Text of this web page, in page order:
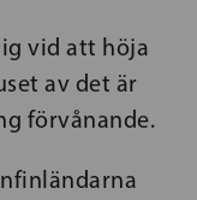
vid att höja
av det är
förvånande.